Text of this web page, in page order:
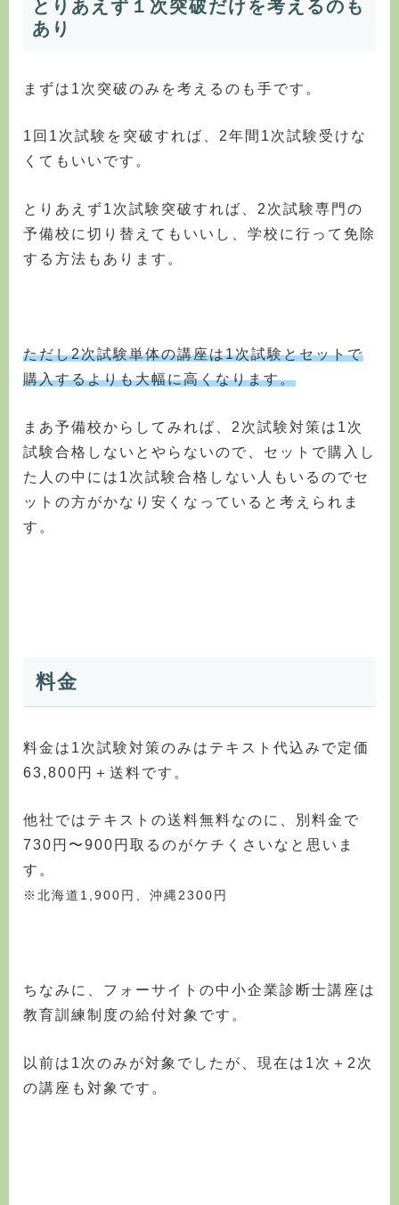
とりあえず１次突破だけを考えるのも
あり
まずは1次突破のみを考えるのも手です。
1回1次試験を突破すれば、2年間1次試験受けな
くてもいいです。
とりあえず1次試験突破すれば、2次試験専門の
予備校に切り替えてもいいし、学校に行って免除
する方法もあります。
ただし2次試験単体の講座は1次試験とセットで
購入するよりも大幅に高くなります。
まあ予備校からしてみれば、2次試験対策は1次
試験合格しないとやらないので、セットで購入し
た人の中には1次試験合格しない人もいるのでセ
ットの方がかなり安くなっていると考えられま
す。
料金
料金は1次試験対策のみはテキスト代込みで定価
63,800円＋送料です。
他社ではテキストの送料無料なのに、別料金で
730円〜900円取るのがケチくさいなと思いま
す。
※北海道1,900円、沖縄2300円
ちなみに、フォーサイトの中小企業診断士講座は
教育訓練制度の給付対象です。
以前は1次のみが対象でしたが、現在は1次＋2次
の講座も対象です。